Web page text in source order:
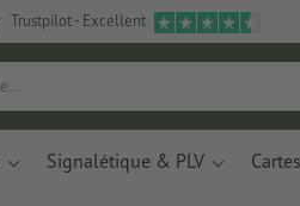
Trustpilot - Excellent
Signalétique & PLV